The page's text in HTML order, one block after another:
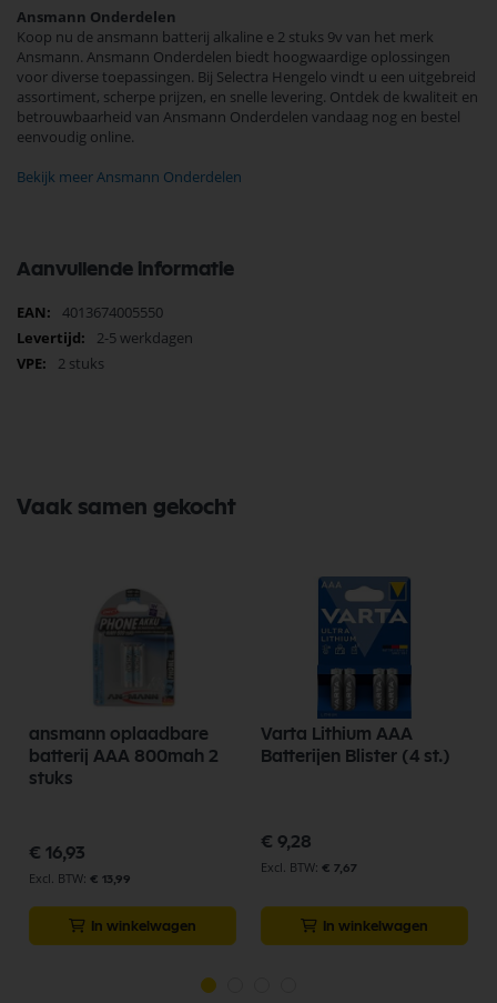
Ansmann Onderdelen
Koop nu de ansmann batterij alkaline e 2 stuks 9v van het merk
Ansmann. Ansmann Onderdelen biedt hoogwaardige oplossingen
voor diverse toepassingen. Bij Selectra Hengelo vindt u een uitgebreid
assortiment, scherpe prijzen, en snelle levering. Ontdek de kwaliteit en
betrouwbaarheid van Ansmann Onderdelen vandaag nog en bestel
eenvoudig online.
Bekijk meer Ansmann Onderdelen
Aanvullende informatie
Meer
informatie
4013674005550
2-5 werkdagen
2 stuks
Vaak samen gekocht
ansmann oplaadbare
batterij AAA 800mah 2
stuks
€ 16,93
€ 13,99
In winkelwagen
Varta Lithium AAA
Batterijen Blister (4 st.)
€ 9,28
€ 7,67
In winkelwagen